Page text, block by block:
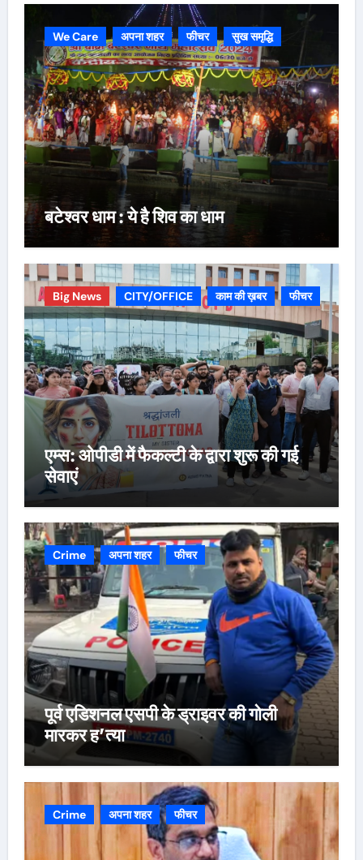
We Care अपना शहर फीचर सुख समृद्धि
बटेश्वर धाम : ये है शिव का धाम
Big News CITY/OFFICE काम की ख़बर फीचर
एम्स: ओपीडी में फैकल्टी के द्वारा शुरू की गई
सेवाएं
Crime अपना शहर फीचर
पूर्व एडिशनल एसपी के ड्राइवर की गोली
मारकर ह’त्या
Crime अपना शहर फीचर